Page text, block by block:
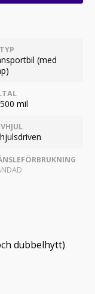
(med
mil
dubbelhytt)